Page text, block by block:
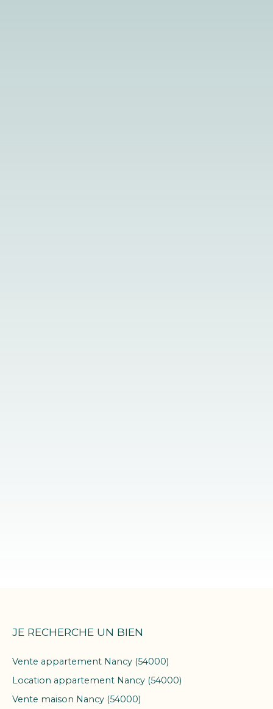
JE RECHERCHE UN BIEN
Vente appartement Nancy (54000)
Location appartement Nancy (54000)
Vente maison Nancy (54000)